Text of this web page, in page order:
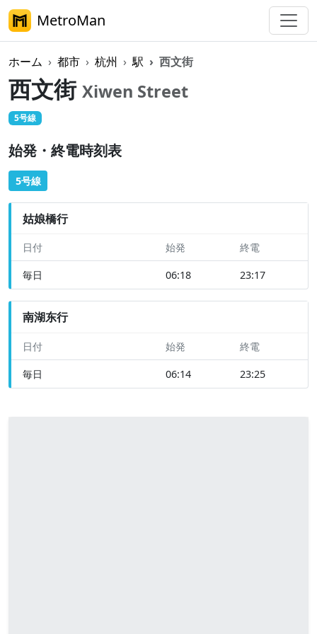
MetroMan
ホーム 都市 杭州 駅 西文街
西文街 Xiwen Street
5号線
始発・終電時刻表
5号線
姑娘橋行
日付 始発 終電
毎日 06:18 23:17
南湖东行
日付 始発 終電
毎日 06:14 23:25